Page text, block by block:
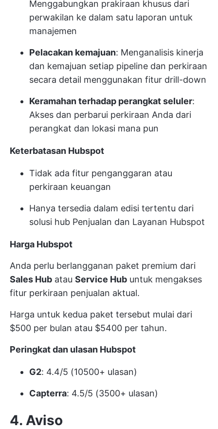
Menggabungkan prakiraan khusus dari
perwakilan ke dalam satu laporan untuk
manajemen
Pelacakan kemajuan: Menganalisis kinerja
dan kemajuan setiap pipeline dan perkiraan
secara detail menggunakan fitur drill-down
Keramahan terhadap perangkat seluler:
Akses dan perbarui perkiraan Anda dari
perangkat dan lokasi mana pun
Keterbatasan Hubspot
Tidak ada fitur penganggaran atau
perkiraan keuangan
Hanya tersedia dalam edisi tertentu dari
solusi hub Penjualan dan Layanan Hubspot
Harga Hubspot
Anda perlu berlangganan paket premium dari
Sales Hub atau Service Hub untuk mengakses
fitur perkiraan penjualan aktual.
Harga untuk kedua paket tersebut mulai dari
$500 per bulan atau $5400 per tahun.
Peringkat dan ulasan Hubspot
G2: 4.4/5 (10500+ ulasan)
Capterra: 4.5/5 (3500+ ulasan)
4. Aviso